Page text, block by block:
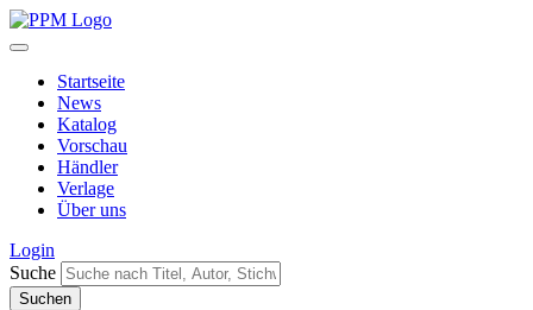
Startseite
News
Katalog
Vorschau
Händler
Verlage
Über uns
Login
Suche